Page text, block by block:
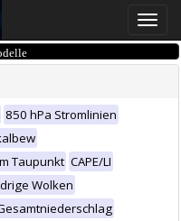
Toggle
850 hPa Stromlinien
Taupunkt CAPE/LI
Wolken